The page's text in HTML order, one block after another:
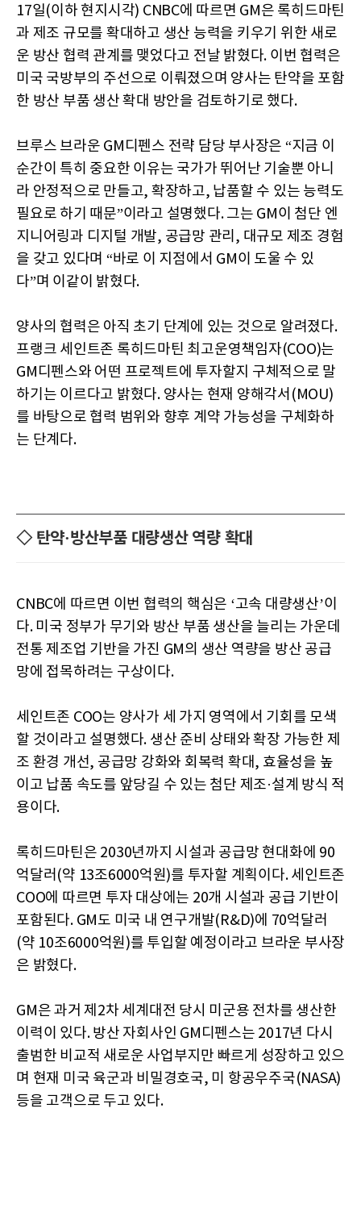
17일(이하 현지시각) CNBC에 따르면 GM은 록히드마틴
과 제조 규모를 확대하고 생산 능력을 키우기 위한 새로
운 방산 협력 관계를 맺었다고 전날 밝혔다. 이번 협력은
미국 국방부의 주선으로 이뤄졌으며 양사는 탄약을 포함
한 방산 부품 생산 확대 방안을 검토하기로 했다.
브루스 브라운 GM디펜스 전략 담당 부사장은 “지금 이
순간이 특히 중요한 이유는 국가가 뛰어난 기술뿐 아니
라 안정적으로 만들고, 확장하고, 납품할 수 있는 능력도
필요로 하기 때문”이라고 설명했다. 그는 GM이 첨단 엔
지니어링과 디지털 개발, 공급망 관리, 대규모 제조 경험
을 갖고 있다며 “바로 이 지점에서 GM이 도울 수 있
다”며 이같이 밝혔다.
양사의 협력은 아직 초기 단계에 있는 것으로 알려졌다.
프랭크 세인트존 록히드마틴 최고운영책임자(COO)는
GM디펜스와 어떤 프로젝트에 투자할지 구체적으로 말
하기는 이르다고 밝혔다. 양사는 현재 양해각서(MOU)
를 바탕으로 협력 범위와 향후 계약 가능성을 구체화하
는 단계다.
◇ 탄약·방산부품 대량생산 역량 확대
CNBC에 따르면 이번 협력의 핵심은 ‘고속 대량생산’이
다. 미국 정부가 무기와 방산 부품 생산을 늘리는 가운데
전통 제조업 기반을 가진 GM의 생산 역량을 방산 공급
망에 접목하려는 구상이다.
세인트존 COO는 양사가 세 가지 영역에서 기회를 모색
할 것이라고 설명했다. 생산 준비 상태와 확장 가능한 제
조 환경 개선, 공급망 강화와 회복력 확대, 효율성을 높
이고 납품 속도를 앞당길 수 있는 첨단 제조·설계 방식 적
용이다.
록히드마틴은 2030년까지 시설과 공급망 현대화에 90
억달러(약 13조6000억원)를 투자할 계획이다. 세인트존
COO에 따르면 투자 대상에는 20개 시설과 공급 기반이
포함된다. GM도 미국 내 연구개발(R&D)에 70억달러
(약 10조6000억원)를 투입할 예정이라고 브라운 부사장
은 밝혔다.
GM은 과거 제2차 세계대전 당시 미군용 전차를 생산한
이력이 있다. 방산 자회사인 GM디펜스는 2017년 다시
출범한 비교적 새로운 사업부지만 빠르게 성장하고 있으
며 현재 미국 육군과 비밀경호국, 미 항공우주국(NASA)
등을 고객으로 두고 있다.